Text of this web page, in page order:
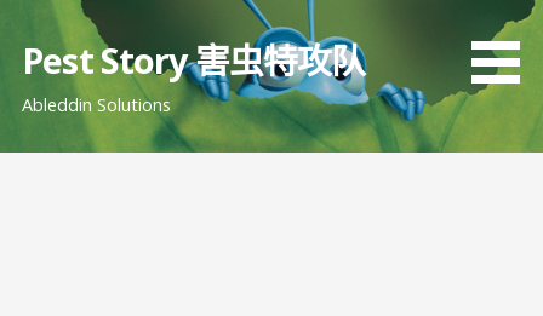
Pest Story 害虫特攻队
Ableddin Solutions